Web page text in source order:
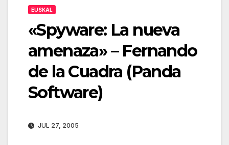
EUSKAL
«Spyware: La nueva
amenaza» – Fernando
de la Cuadra (Panda
Software)
JUL 27, 2005